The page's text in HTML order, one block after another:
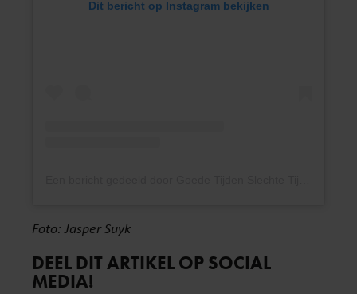
Dit bericht op Instagram bekijken
Foto: Jasper Suyk
DEEL DIT ARTIKEL OP SOCIAL
MEDIA!